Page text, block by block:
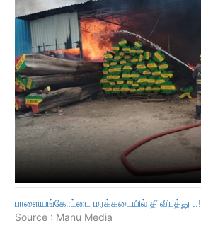
பாளையங்கோட்டை மரக்கடையில் தீ விபத்து ..!
Source : Manu Media